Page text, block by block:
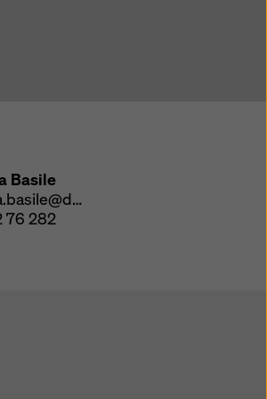
Basile
immacolata.basile@doka.com
76 282